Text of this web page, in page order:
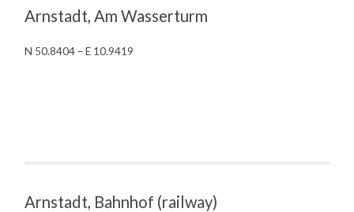
Arnstadt, Am Wasserturm
N 50.8404 – E 10.9419
Arnstadt, Bahnhof (railway)